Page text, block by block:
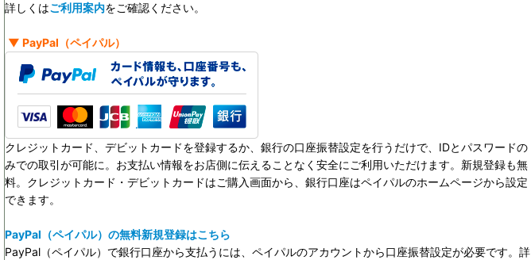
詳しくはご利用案内をご確認ください。
▼ PayPal （ペイパル）
クレジットカード、デビットカードを登録するか、銀行の口座振替設定を行うだけで、IDとパスワードの
みでの取引が可能に。お支払い情報をお店側に伝えることなく安全にご利用いただけます。新規登録も無
料。クレジットカード・デビットカードはご購入画面から、銀行口座はペイパルのホームページから設定
できます。
PayPal（ペイパル）の無料新規登録はこちら
PayPal（ペイパル）で銀行口座から支払うには、ペイパルのアカウントから口座振替設定が必要です。詳